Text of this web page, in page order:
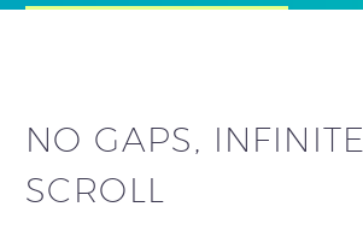
NO GAPS, INFINITE
SCROLL